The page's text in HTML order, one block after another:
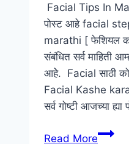
काय
खाऊ
नये
Facial Tips In
पोस्ट आहे facial
marathi [ फेशियल
संबंधित सर्व माहिती
आहेे. Facial साठी
Facial Kashe
सर्व गोष्टी आजच्या ह्या
Read Moreफेशियल